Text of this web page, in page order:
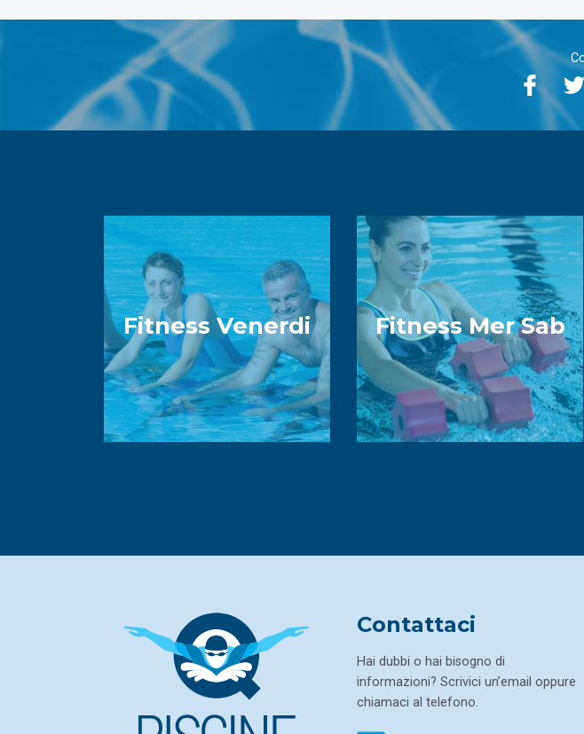
Fitness Venerdi Fitness Mer Sab
Contattaci
Hai dubbi o hai bisogno di
informazioni? Scrivici un’email oppure
chiamaci al telefono.